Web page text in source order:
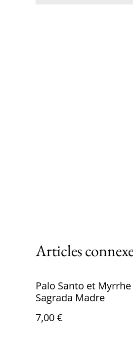
Articles
Palo Santo et Myrrhe
Sagrada Madre
7,00 €